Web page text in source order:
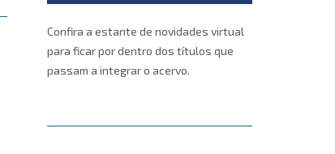
Confira a estante de novidades virtual
para ficar por dentro dos títulos que
passam a integrar o acervo.